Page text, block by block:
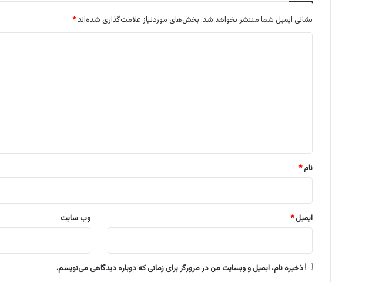
نشانی ایمیل شما منتشر نخواهد شد. بخش‌های موردنیاز علامت‌گذاری شده‌اند*
نام*
ایمیل* وب‌ سایت
ذخیره نام، ایمیل و وبسایت من در مرورگر برای زمانی که دوباره دیدگاهی می‌نویسم.